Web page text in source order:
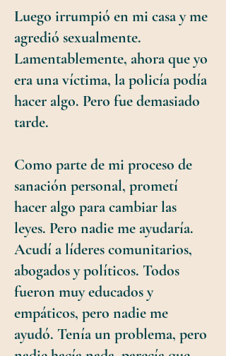
Luego irrumpió en mi casa y me
agredió sexualmente.
Lamentablemente, ahora que yo
era una víctima, la policía podía
hacer algo. Pero fue demasiado
tarde.
Como parte de mi proceso de
sanación personal, prometí
hacer algo para cambiar las
leyes. Pero nadie me ayudaría.
Acudí a líderes comunitarios,
abogados y políticos. Todos
fueron muy educados y
empáticos, pero nadie me
ayudó. Tenía un problema, pero